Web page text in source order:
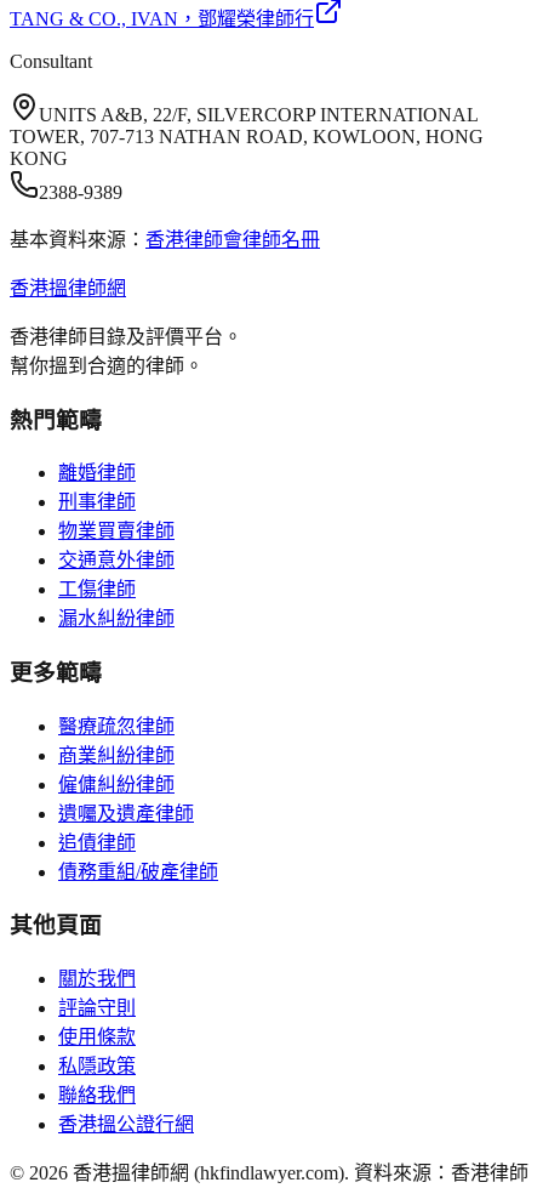
TANG & CO., IVAN ，鄧耀榮律師行
Consultant
UNITS A&B, 22/F, SILVERCORP INTERNATIONAL
TOWER, 707-713 NATHAN ROAD, KOWLOON, HONG
KONG
2388-9389
基本資料來源： 香港律師會律師名冊
香港搵律師網
香港律師目錄及評價平台。
幫你搵到合適的律師。
熱門範疇
離婚律師
刑事律師
物業買賣律師
交通意外律師
工傷律師
漏水糾紛律師
更多範疇
醫療疏忽律師
商業糾紛律師
僱傭糾紛律師
遺囑及遺產律師
追債律師
債務重組/破產律師
其他頁面
關於我們
評論守則
使用條款
私隱政策
聯絡我們
香港搵公證行網
© 2026 香港搵律師網 (hkfindlawyer.com). 資料來源：香港律師